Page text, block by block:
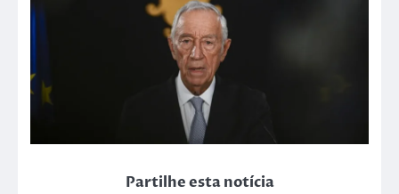
Partilhe esta notícia